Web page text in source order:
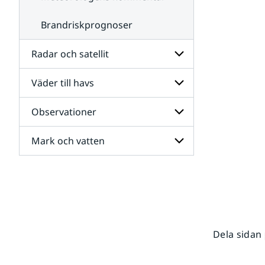
Brandriskprognoser
Radar och satellit
Undersidor
för
Radar
och
satellit
Väder till havs
Undersidor
för
Väder
till
havs
Observationer
Undersidor
för
Mark och vatten
Dela sidan